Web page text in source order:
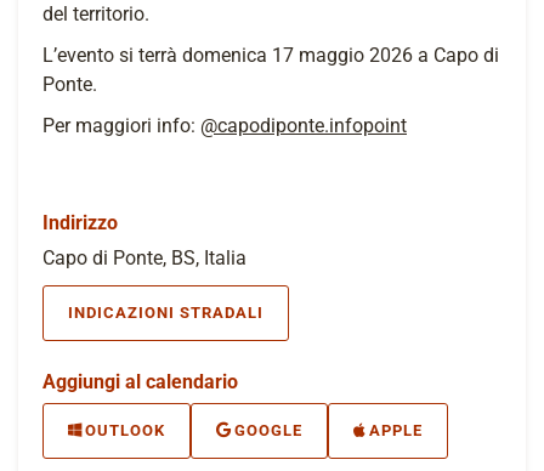
del territorio.
L’evento si terrà domenica 17 maggio 2026 a Capo di
Ponte.
Per maggiori info: @capodiponte.infopoint
Indirizzo
Capo di Ponte, BS, Italia
INDICAZIONI STRADALI
Aggiungi al calendario
OUTLOOK GOOGLE APPLE